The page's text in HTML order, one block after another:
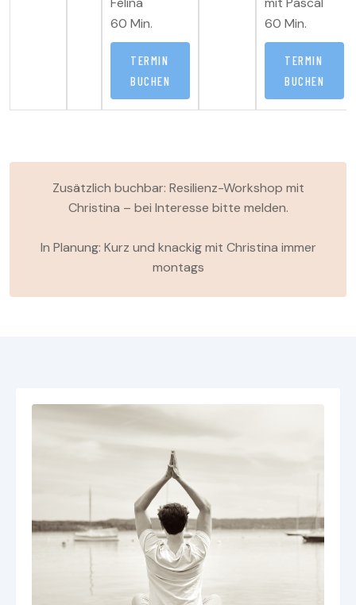
60 Min.
TERMIN
BUCHEN
60 Min.
TERMIN
BUCHEN
Zusätzlich buchbar: Resilienz-Workshop mit
Christina – bei Interesse bitte melden.
In Planung: Kurz und knackig mit Christina immer
montags